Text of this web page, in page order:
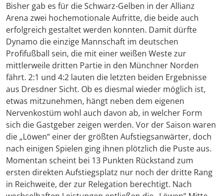
Bisher gab es für die Schwarz-Gelben in der Allianz
Arena zwei hochemotionale Aufritte, die beide auch
erfolgreich gestaltet werden konnten. Damit dürfte
Dynamo die einzige Mannschaft im deutschen
Profifußball sein, die mit einer weißen Weste zur
mittlerweile dritten Partie in den Münchner Norden
fährt. 2:1 und 4:2 lauten die letzten beiden Ergebnisse
aus Dresdner Sicht. Ob es diesmal wieder möglich ist,
etwas mitzunehmen, hängt neben dem eigenen
Nervenkostüm wohl auch davon ab, in welcher Form
sich die Gastgeber zeigen werden. Vor der Saison waren
die „Löwen“ einer der größten Aufstiegsanwärter, doch
nach einigen Spielen ging ihnen plötzlich die Puste aus.
Momentan scheint bei 13 Punkten Rückstand zum
ersten direkten Aufstiegsplatz nur noch der dritte Rang
in Reichweite, der zur Relegation berechtigt. Nach